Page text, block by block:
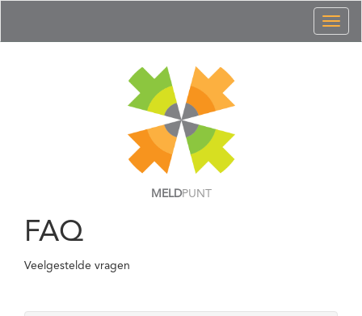
MELDPUNT
FAQ
Veelgestelde vragen